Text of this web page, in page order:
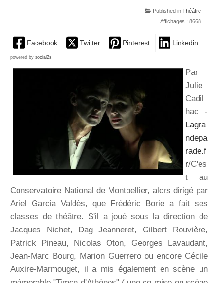
Published in Théâtre
Affichages : 8668
Facebook Twitter Pinterest Linkedin
powered by social2s
Par
Julie
Cadil
hac -
Lagra
ndepa
rade.f
r/C'es
t au
Conservatoire National de Montpellier, alors dirigé par
Ariel Garcia Valdès, que Frédéric Borie a fait ses
classes de théâtre. S'il a joué sous la direction de
Jacques Nichet, Dag Jeanneret, Gilbert Rouvière,
Patrick Pineau, Nicolas Oton, Georges Lavaudant,
Jean-Marc Bourg, Marion Guerrero ou encore Cécile
Auxire-Marmouget, il a mis également en scène un